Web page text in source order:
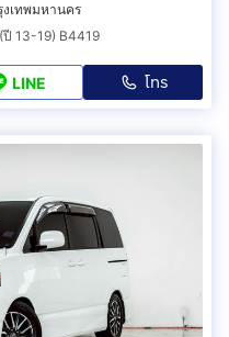
เทพมหานคร
ปี 13-19) B4419
LINE โทร